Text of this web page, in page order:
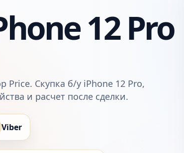
12 Pro
Скупка б/у iPhone 12 Pro,
и расчет после сделки.
Viber